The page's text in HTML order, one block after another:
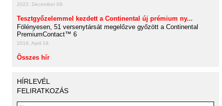
2022. December 09.
Tesztgyőzelemmel kezdett a Continental új prémium ny...
Fölényesen, 51 versenytársát megelőzve győzött a Continental
PremiumContact™ 6
2018. April 19.
Összes hír
HÍRLEVÉL
FELIRATKOZÁS